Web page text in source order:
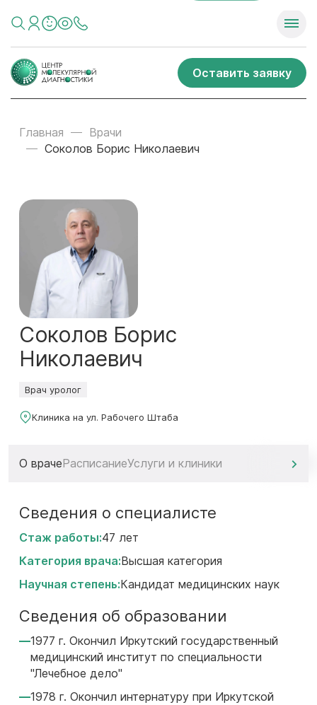
Оставить заявку
Главная
Врачи
Соколов Борис Николаевич
Соколов Борис
Николаевич
Врач уролог
Клиника на ул. Рабочего Штаба
О врачеРасписаниеУслуги и клиники
Сведения о специалисте
Стаж работы:47 лет
Категория врача:Высшая категория
Научная степень:Кандидат медицинских наук
Сведения об образовании
1977 г. Окончил Иркутский государственный
медицинский институт по специальности
"Лечебное дело"
1978 г. Окончил интернатуру при Иркутской